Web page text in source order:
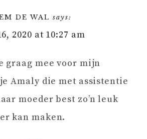
DE WAL says:
2020 at 10:27 am
graag mee voor mijn
Amaly die met assistentie
moeder best zo’n leuk
kan maken.